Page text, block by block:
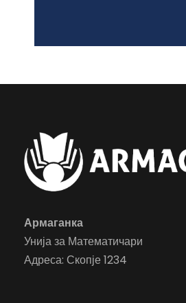
Армаганка
Унија за Математичари
Адреса: Скопје 1234